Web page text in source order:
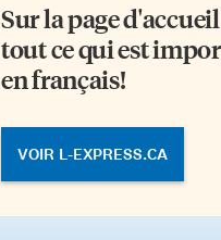
Sur la page
tout ce qui est
en français!
VOIR L-EXPRESS.CA